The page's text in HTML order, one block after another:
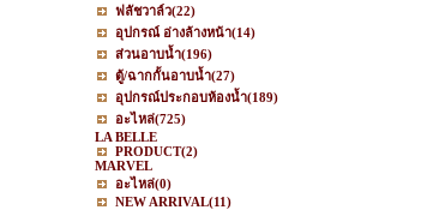
ฟลัชวาล์ว(22)
อุปกรณ์ อ่างล้างหน้า(14)
ส่วนอาบน้ำ(196)
ตู้/ฉากกั้นอาบน้ำ(27)
อุปกรณ์ประกอบห้องน้ำ(189)
อะไหล่(725)
LA BELLE
PRODUCT(2)
MARVEL
อะไหล่(0)
NEW ARRIVAL(11)